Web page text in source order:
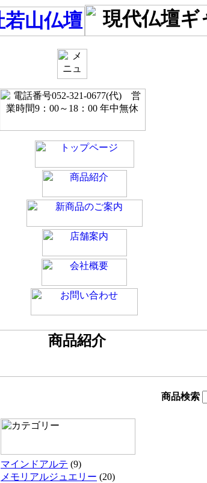
商品検索
マインドアルテ (9)
メモリアルジュエリー (20)